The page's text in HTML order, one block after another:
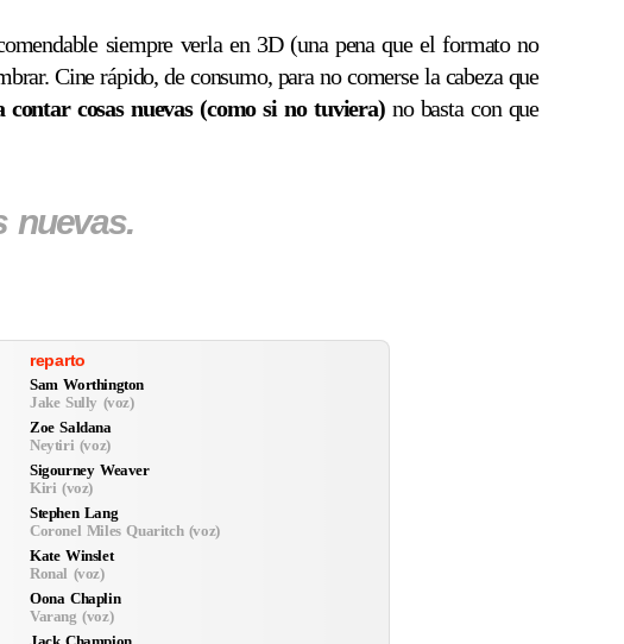
siempre verla en 3D (una pena que el formato no
Cine rápido, de consumo, para no comerse la cabeza que
contar cosas nuevas (como si no tuviera)no basta con que
nuevas.
reparto
Sam Worthington
Jake Sully (voz)
Zoe Saldana
Neytiri (voz)
Sigourney Weaver
Kiri (voz)
Stephen Lang
Coronel Miles Quaritch (voz)
Kate Winslet
Ronal (voz)
Oona Chaplin
Varang (voz)